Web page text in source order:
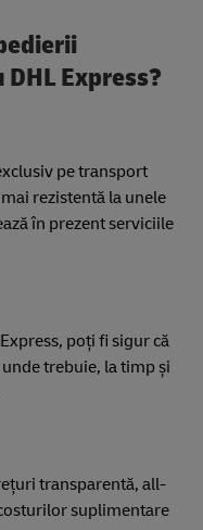
Express?
pe transport
rezistentă la unele
în prezent serviciile
poți fi sigur că
trebuie, la timp și
transparentă, all-
suplimentare